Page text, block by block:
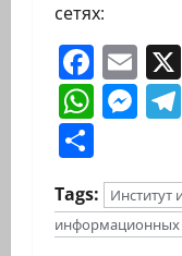
сетях:
Tags:
Институт
информационных